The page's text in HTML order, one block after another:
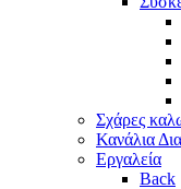
Σχάρες
Κανάλια
Εργαλεία
Back